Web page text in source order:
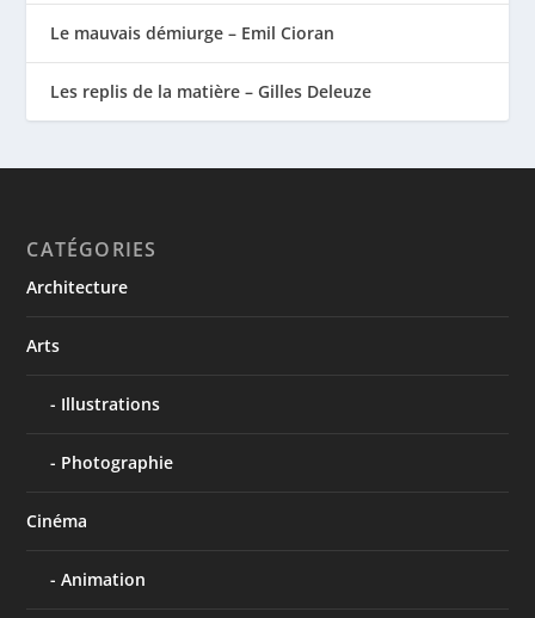
Le mauvais démiurge – Emil Cioran
Les replis de la matière – Gilles Deleuze
CATÉGORIES
Architecture
Arts
Illustrations
Photographie
Cinéma
Animation